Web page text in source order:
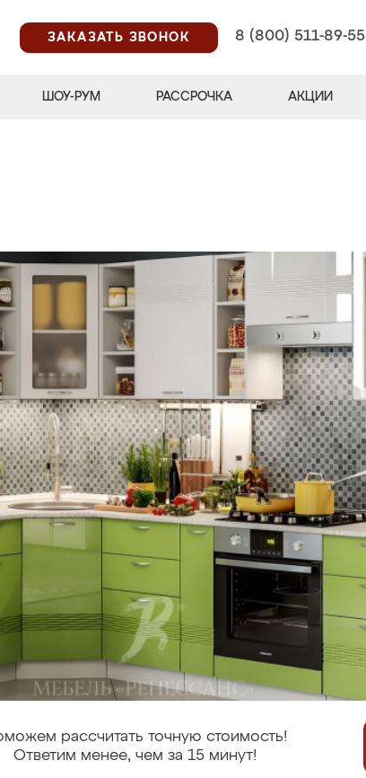
ЗАКАЗАТЬ ЗВОНОК
8 (800) 511-89-55
ШОУ-РУМ РАССРОЧКА АКЦИИ
рассчитать точную стоимость!
Ответим менее, чем за 15 минут!